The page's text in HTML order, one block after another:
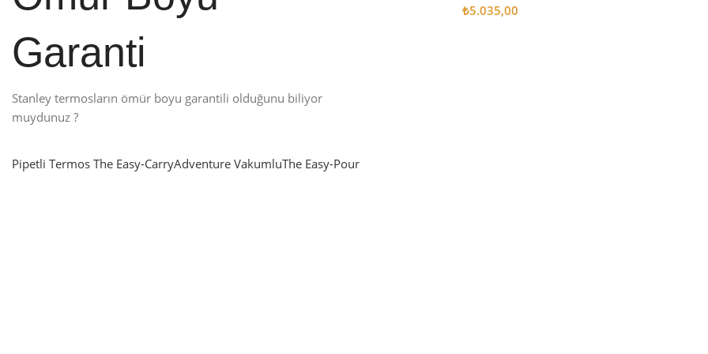
Garanti
Stanley termosların ömür boyu garantili olduğunu biliyor
muydunuz ?
Pipetli TermosThe Easy-CarryAdventure VakumluThe Easy-Pour
₺5.035,00